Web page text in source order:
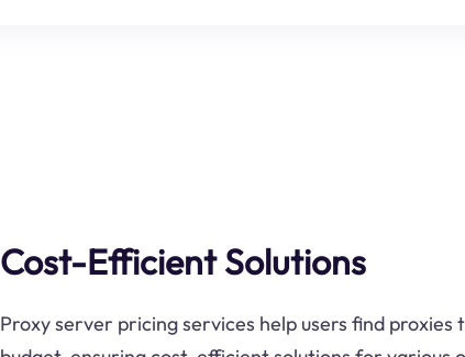
Cost-Efficient Solutions
Proxy server pricing services help users find